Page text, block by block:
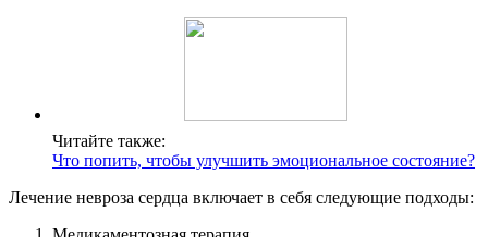
Читайте также:
Что попить, чтобы улучшить эмоциональное состояние?
Лечение невроза сердца включает в себя следующие подходы: